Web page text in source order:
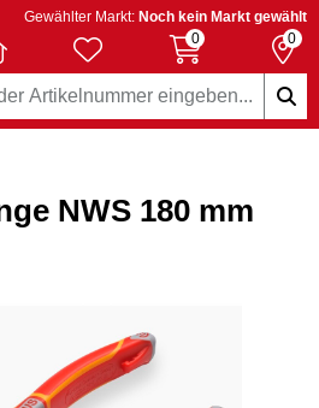
Gewählter Markt: Noch kein Markt gewählt
0
0
NWS 180 mm